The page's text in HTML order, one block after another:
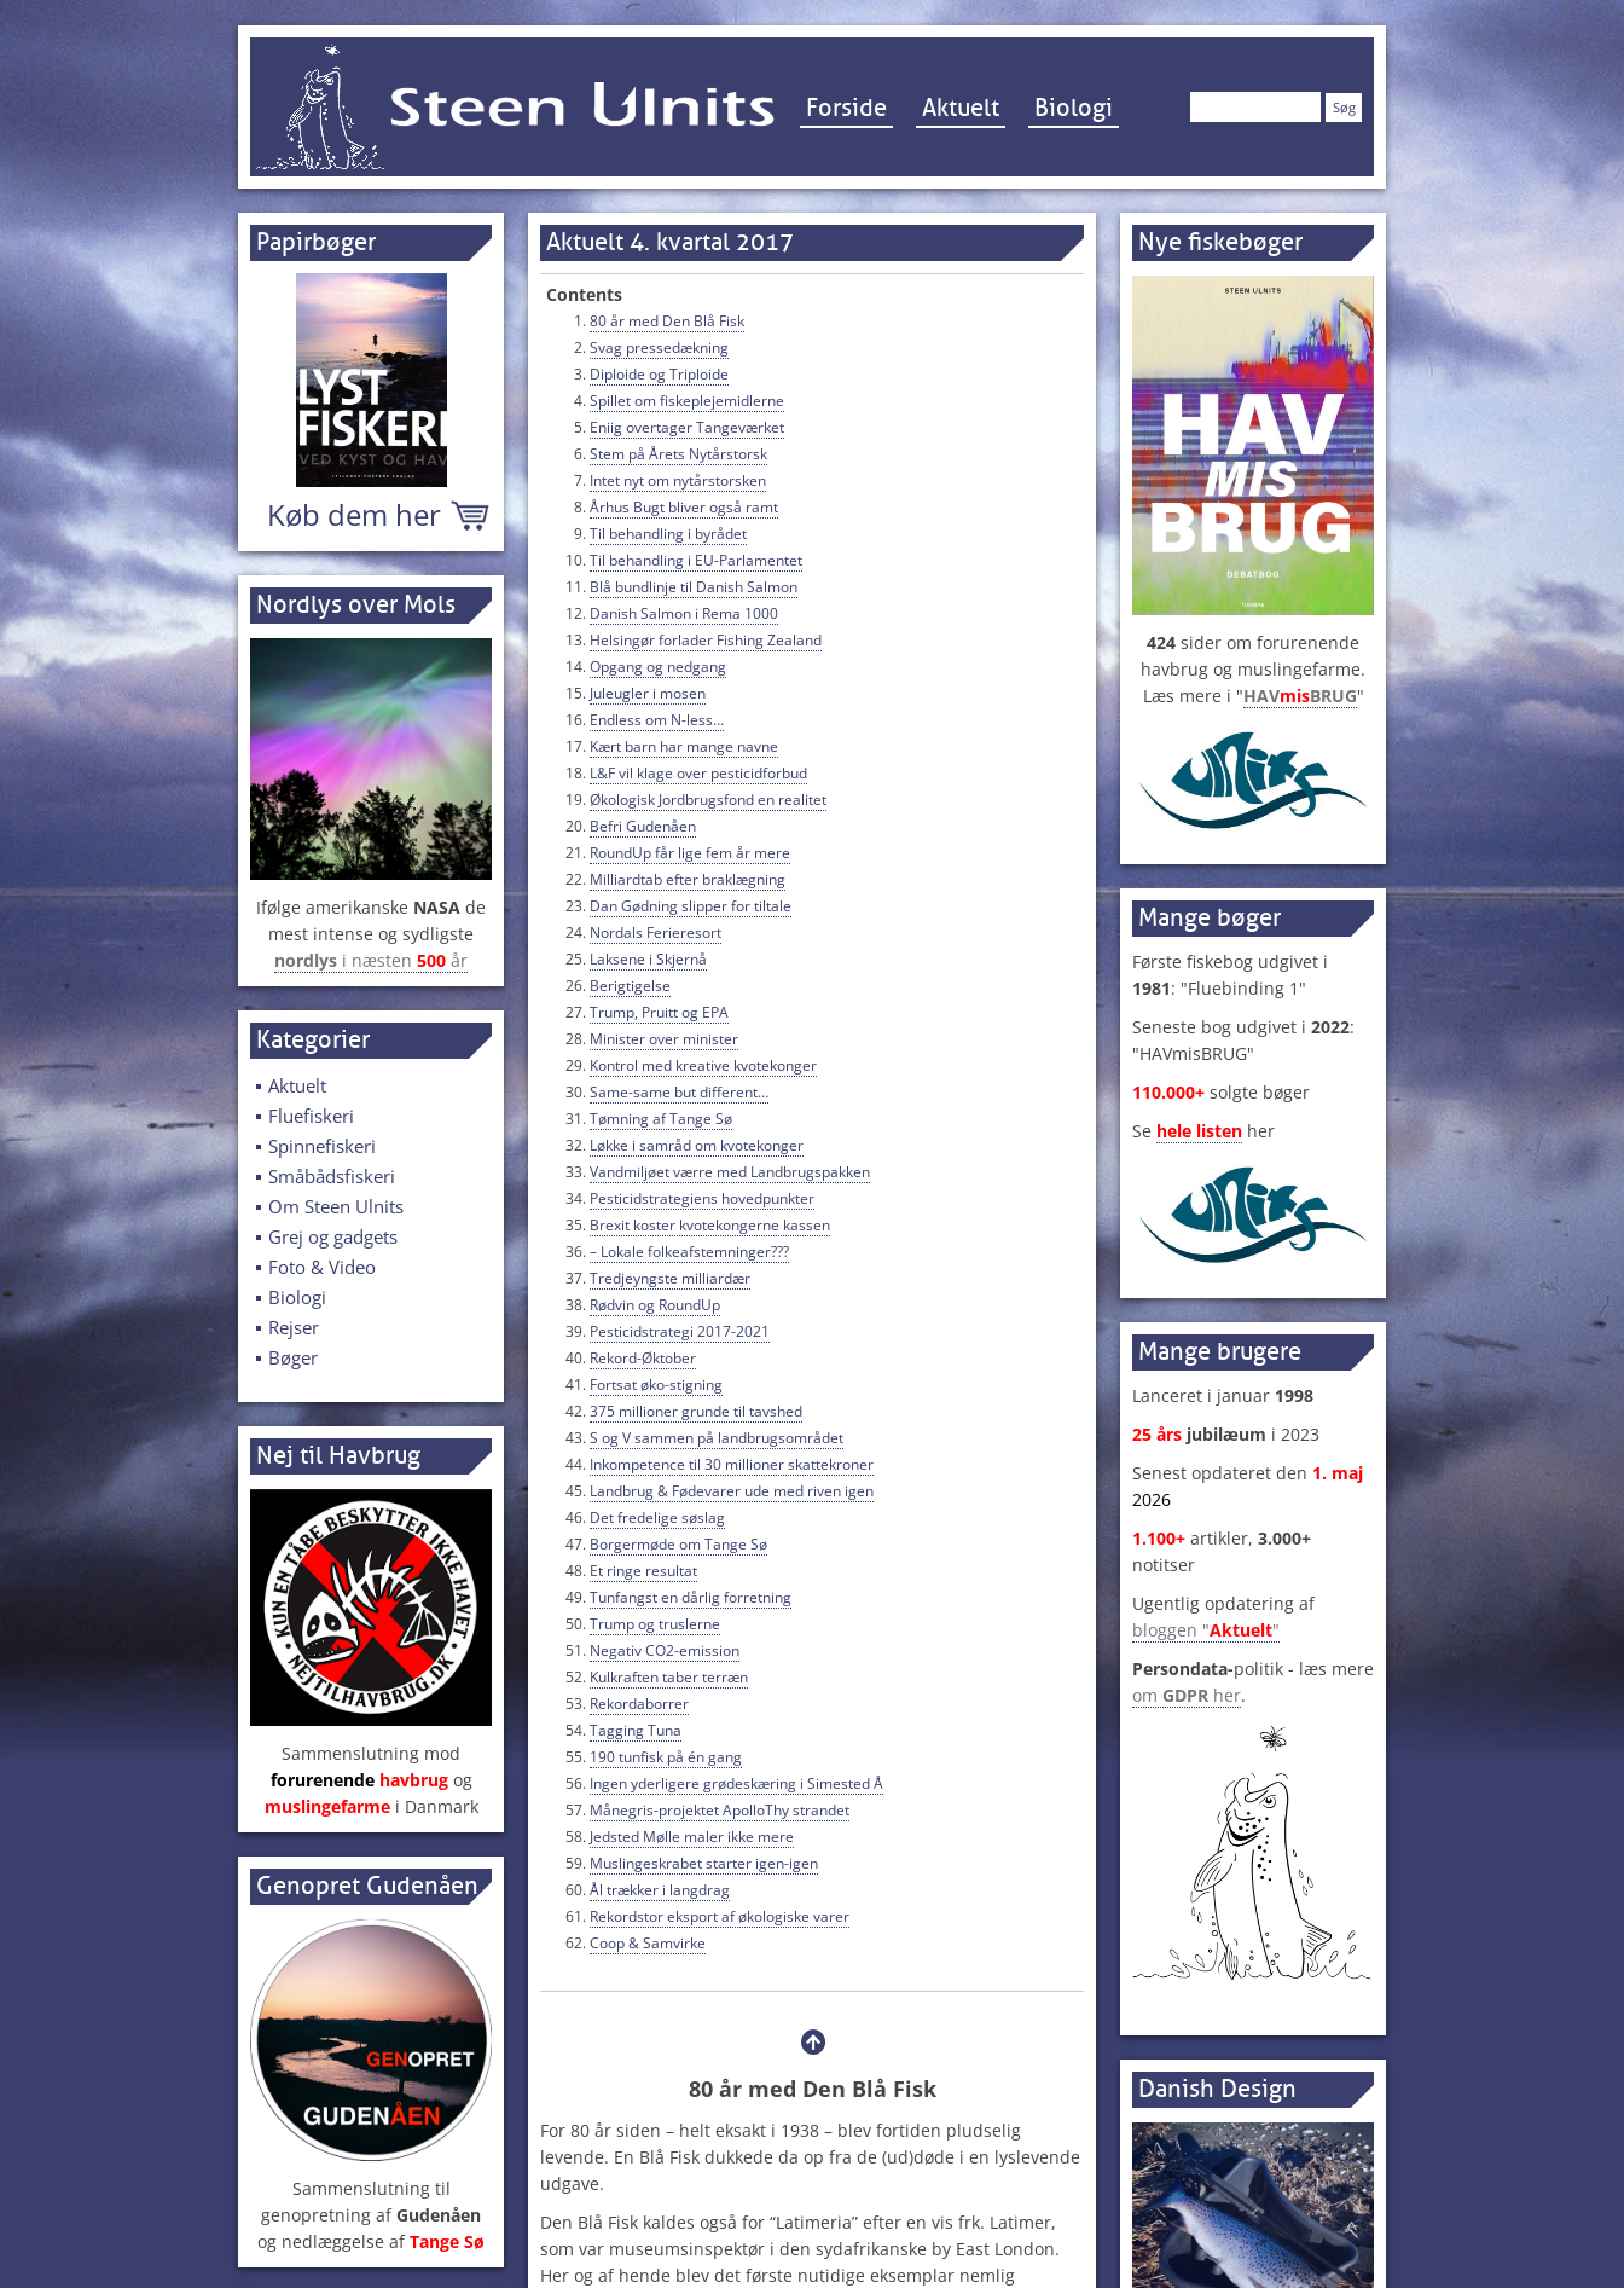
Hop til indhold
Forside Aktuelt Biologi Søg
Papirbøger
Køb dem her
Nordlys over Mols
Ifølge amerikanske NASA de
mest intense og sydligste
nordlys i næsten 500 år
Kategorier
Aktuelt
Fluefiskeri
Spinnefiskeri
Småbådsfiskeri
Om Steen Ulnits
Grej og gadgets
Foto & Video
Biologi
Rejser
Bøger
Nej til Havbrug
Sammenslutning mod
forurenendehavbrugog
muslingefarmei Danmark
Genopret Gudenåen
Sammenslutning til
genopretning afGudenåen
og nedlæggelse afTange Sø
Aktuelt 4. kvartal 2017
Contents
80 år med Den Blå Fisk
Svag pressedækning
Diploide og Triploide
Spillet om fiskeplejemidlerne
Eniig overtager Tangeværket
Stem på Årets Nytårstorsk
Intet nyt om nytårstorsken
Århus Bugt bliver også ramt
Til behandling i byrådet
Til behandling i EU-Parlamentet
Blå bundlinje til Danish Salmon
Danish Salmon i Rema 1000
Helsingør forlader Fishing Zealand
Opgang og nedgang
Juleugler i mosen
Endless om N-less…
Kært barn har mange navne
L&F vil klage over pesticidforbud
Økologisk Jordbrugsfond en realitet
Befri Gudenåen
RoundUp får lige fem år mere
Milliardtab efter braklægning
Dan Gødning slipper for tiltale
Nordals Ferieresort
Laksene i Skjernå
Berigtigelse
Trump, Pruitt og EPA
Minister over minister
Kontrol med kreative kvotekonger
Same-same but different…
Tømning af Tange Sø
Løkke i samråd om kvotekonger
Vandmiljøet værre med Landbrugspakken
Pesticidstrategiens hovedpunkter
Brexit koster kvotekongerne kassen
– Lokale folkeafstemninger???
Tredjeyngste milliardær
Rødvin og RoundUp
Pesticidstrategi 2017-2021
Rekord-Øktober
Fortsat øko-stigning
375 millioner grunde til tavshed
S og V sammen på landbrugsområdet
Inkompetence til 30 millioner skattekroner
Landbrug & Fødevarer ude med riven igen
Det fredelige søslag
Borgermøde om Tange Sø
Et ringe resultat
Tunfangst en dårlig forretning
Trump og truslerne
Negativ CO2-emission
Kulkraften taber terræn
Rekordaborrer
Tagging Tuna
190 tunfisk på én gang
Ingen yderligere grødeskæring i Simested Å
Månegris-projektet ApolloThy strandet
Jedsted Mølle maler ikke mere
Muslingeskrabet starter igen-igen
Ål trækker i langdrag
Rekordstor eksport af økologiske varer
Coop & Samvirke
80 år med Den Blå Fisk
For 80 år siden – helt eksakt i 1938 – blev fortiden pludselig
levende. En Blå Fisk dukkede da op fra de (ud)døde i en lyslevende
udgave.
Den Blå Fisk kaldes også for “Latimeria” efter en vis frk. Latimer,
som var museumsinspektør i den sydafrikanske by East London.
Her og af hende blev det første nutidige eksemplar nemlig
Nye fiskebøger
424 sider om forurenende
havbrug og muslingefarme.
Læs mere i "HAVmisBRUG"
Mange bøger
Første fiskebog udgivet i
1981: "Fluebinding 1"
Seneste bog udgivet i 2022:
"HAVmisBRUG"
110.000+ solgte bøger
Se hele listen her
Mange brugere
Lanceret i januar 1998
25 års jubilæum i 2023
Senest opdateret den 1. maj
2026
1.100+ artikler, 3.000+
notitser
Ugentlig opdatering af
bloggen "Aktuelt"
Persondata-politik - læs mere
om GDPR her.
Danish Design